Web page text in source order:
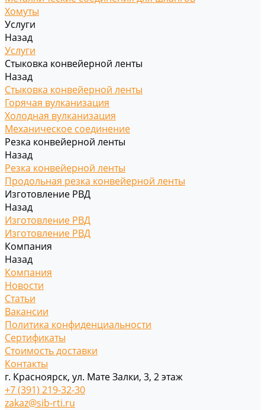
Хомуты
Услуги
Назад
Услуги
Стыковка конвейерной ленты
Назад
Стыковка конвейерной ленты
Горячая вулканизация
Холодная вулканизация
Механическое соединение
Резка конвейерной ленты
Назад
Резка конвейерной ленты
Продольная резка конвейерной ленты
Изготовление РВД
Назад
Изготовление РВД
Изготовление РВД
Компания
Назад
Компания
Новости
Статьи
Вакансии
Политика конфиденциальности
Сертификаты
Стоимость доставки
Контакты
г. Красноярск, ул. Мате Залки, 3, 2 этаж
+7 (391) 219-32-30
zakaz@sib-rti.ru